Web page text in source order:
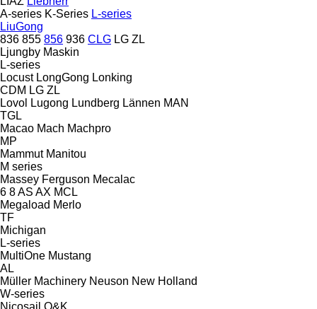
A-series K-Series L-series
LiuGong
836 855 856 936 CLG LG ZL
Ljungby Maskin
L-series
Locust LongGong Lonking
CDM LG ZL
Lovol
Lugong Lundberg Lännen MAN
TGL
Macao Mach Machpro
MP
Mammut Manitou
M series
Massey Ferguson Mecalac
6 8AS AX MCL
Megaload Merlo
TF
Michigan
L-series
MultiOne Mustang
AL
Müller Machinery Neuson New Holland
W-series
Nicosail O&K